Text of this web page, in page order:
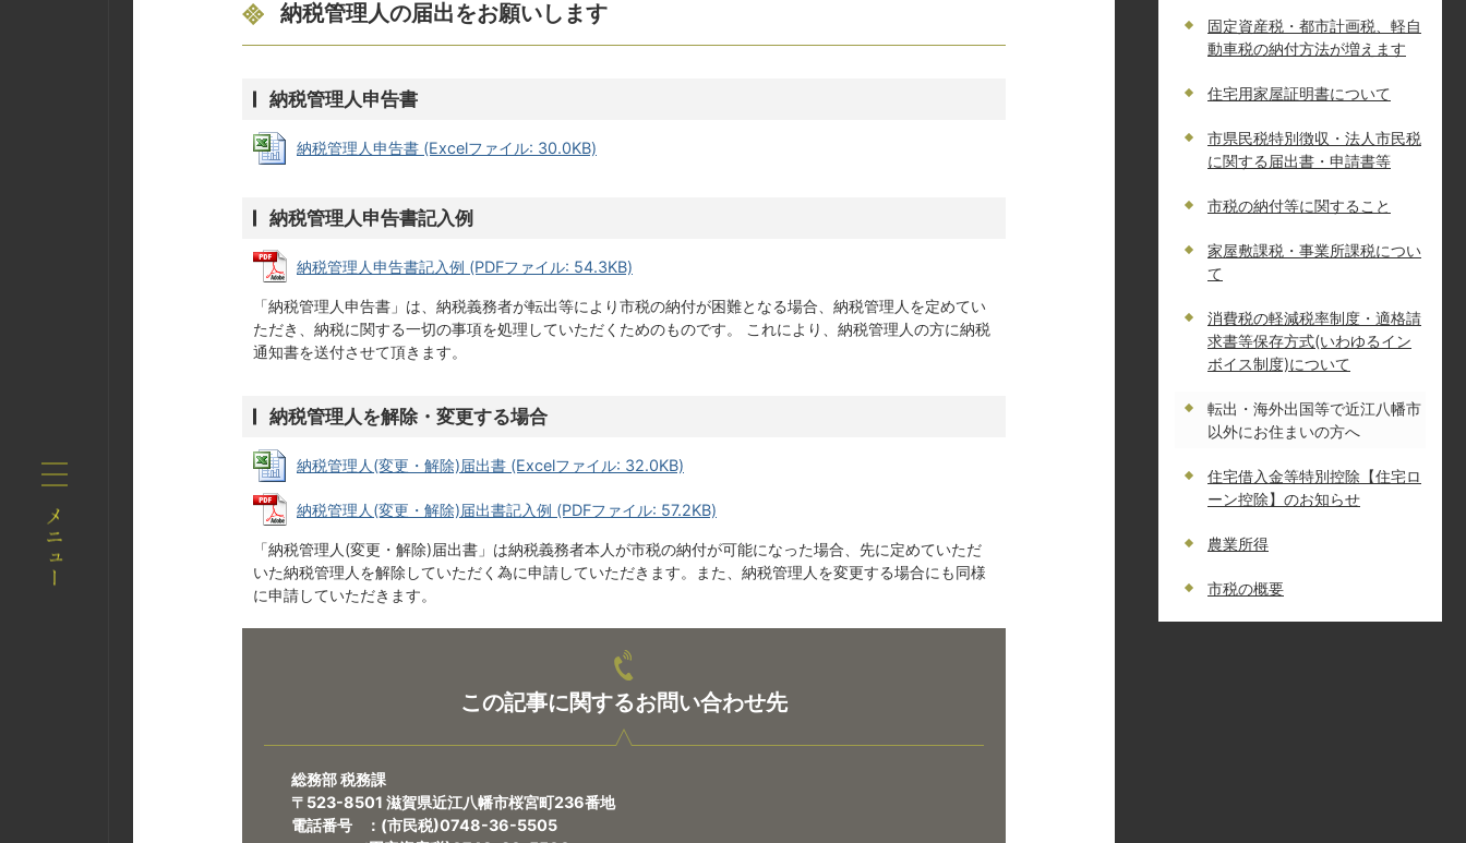
納税管理人の届出をお願いします
納税管理人申告書
納税管理人申告書 (Excelファイル: 30.0KB)
納税管理人申告書記入例
納税管理人申告書記入例 (PDFファイル: 54.3KB)
「納税管理人申告書」は、納税義務者が転出等により市税の納付が困難となる場合、納税管理人を定めてい
ただき、納税に関する一切の事項を処理していただくためのものです。 これにより、納税管理人の方に納税
通知書を送付させて頂きます。
納税管理人を解除・変更する場合
納税管理人(変更・解除)届出書 (Excelファイル: 32.0KB)
納税管理人(変更・解除)届出書記入例 (PDFファイル: 57.2KB)
「納税管理人(変更・解除)届出書」は納税義務者本人が市税の納付が可能になった場合、先に定めていただ
いた納税管理人を解除していただく為に申請していただきます。また、納税管理人を変更する場合にも同様
に申請していただきます。
この記事に関するお問い合わせ先
総務部 税務課
〒523-8501 滋賀県近江八幡市桜宮町236番地
電話番号 ：(市民税)0748-36-5505
固定資産税・都市計画税、軽自
動車税の納付方法が増えます
住宅用家屋証明書について
市県民税特別徴収・法人市民税
に関する届出書・申請書等
市税の納付等に関すること
家屋敷課税・事業所課税につい
て
消費税の軽減税率制度・適格請
求書等保存方式(いわゆるイン
ボイス制度)について
転出・海外出国等で近江八幡市
以外にお住まいの方へ
住宅借入金等特別控除【住宅ロ
ーン控除】のお知らせ
農業所得
市税の概要